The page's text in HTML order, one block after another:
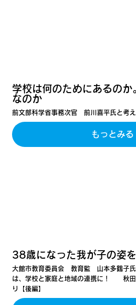
学校は何のためにあるのか
なのか
前文部科学省事務次官 前川喜平氏と考え
もっとみる
38歳になった我が子の姿
大館市教育委員会 教育監 山本多鶴子氏
は、学校と家庭と地域の連携に！ 秋田
り【後編】